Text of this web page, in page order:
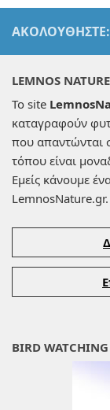
ΑΚΟΛΟΥΘΉΣΤΕ:
LEMNOS NATURE
Το site
καταγραφούν
που απαντώνται
τόπου είναι
Εμείς κάνουμε
LemnosNature.gr.
BIRD WATCHING